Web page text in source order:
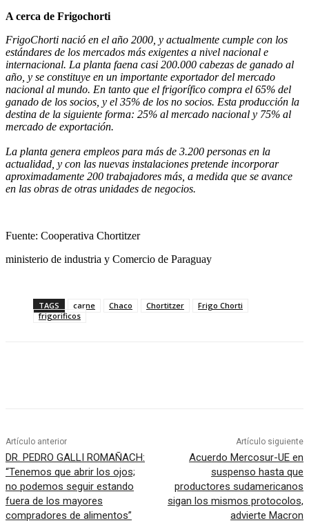
A cerca de Frigochorti
FrigoChorti nació en el año 2000, y actualmente cumple con los
estándares de los mercados más exigentes a nivel nacional e
internacional. La planta faena casi 200.000 cabezas de ganado al
año, y se constituye en un importante exportador del mercado
nacional al mundo. En tanto que el frigorífico compra el 65% del
ganado de los socios, y el 35% de los no socios. Esta producción la
destina de la siguiente forma: 25% al mercado nacional y 75% al
mercado de exportación.
La planta genera empleos para más de 3.200 personas en la
actualidad, y con las nuevas instalaciones pretende incorporar
aproximadamente 200 trabajadores más, a medida que se avance
en las obras de otras unidades de negocios.
Fuente: Cooperativa Chortitzer
ministerio de industria y Comercio de Paraguay
TAGS carne Chaco Chortitzer
Frigo Chorti
frigorificos
Artículo anterior
DR. PEDRO GALLI ROMAÑACH:
“Tenemos que abrir los ojos;
no podemos seguir estando
fuera de los mayores
compradores de alimentos”
Artículo siguiente
Acuerdo Mercosur-UE en
suspenso hasta que
productores sudamericanos
sigan los mismos protocolos,
advierte Macron